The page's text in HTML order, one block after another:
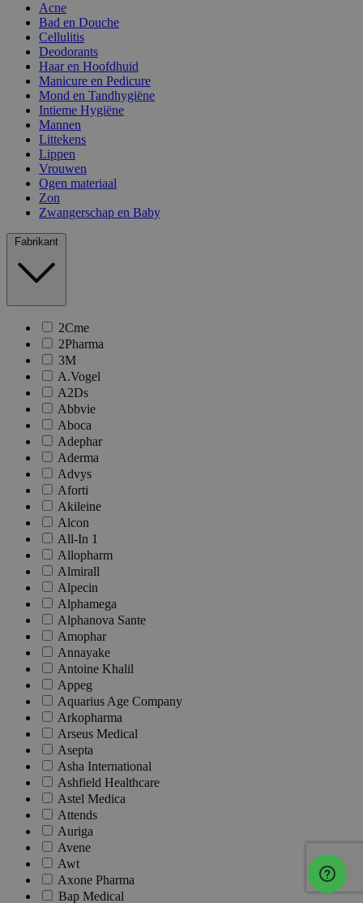
Acne
Bad en Douche
Cellulitis
Deodorants
Haar en Hoofdhuid
Manicure en Pedicure
Mond en Tandhygiëne
Intieme Hygiëne
Mannen
Littekens
Lippen
Vrouwen
Ogen materiaal
Zon
Zwangerschap en Baby
Fabrikant
2Cme
2Pharma
3M
A.Vogel
A2Ds
Abbvie
Aboca
Adephar
Aderma
Advys
Aforti
Akileine
Alcon
All-In 1
Allopharm
Almirall
Alpecin
Alphamega
Alphanova Sante
Amophar
Annayake
Antoine Khalil
Appeg
Aquarius Age Company
Arkopharma
Arseus Medical
Asepta
Asha International
Ashfield Healthcare
Astel Medica
Attends
Auriga
Avene
Awt
Axone Pharma
Bap Medical